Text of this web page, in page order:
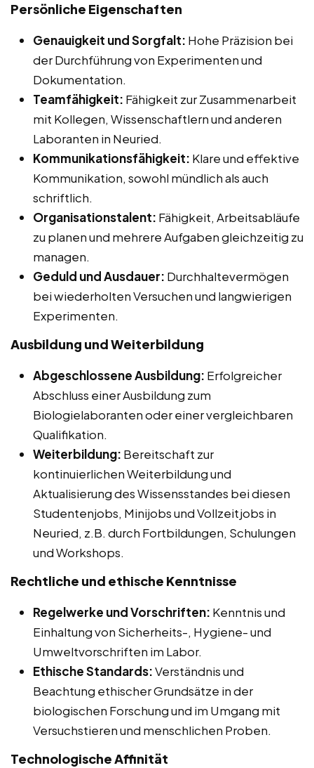
Persönliche Eigenschaften
Genauigkeit und Sorgfalt: Hohe Präzision bei
der Durchführung von Experimenten und
Dokumentation.
Teamfähigkeit: Fähigkeit zur Zusammenarbeit
mit Kollegen, Wissenschaftlern und anderen
Laboranten in Neuried.
Kommunikationsfähigkeit: Klare und effektive
Kommunikation, sowohl mündlich als auch
schriftlich.
Organisationstalent: Fähigkeit, Arbeitsabläufe
zu planen und mehrere Aufgaben gleichzeitig zu
managen.
Geduld und Ausdauer: Durchhaltevermögen
bei wiederholten Versuchen und langwierigen
Experimenten.
Ausbildung und Weiterbildung
Abgeschlossene Ausbildung: Erfolgreicher
Abschluss einer Ausbildung zum
Biologielaboranten oder einer vergleichbaren
Qualifikation.
Weiterbildung: Bereitschaft zur
kontinuierlichen Weiterbildung und
Aktualisierung des Wissensstandes bei diesen
Studentenjobs, Minijobs und Vollzeitjobs in
Neuried, z.B. durch Fortbildungen, Schulungen
und Workshops.
Rechtliche und ethische Kenntnisse
Regelwerke und Vorschriften: Kenntnis und
Einhaltung von Sicherheits-, Hygiene- und
Umweltvorschriften im Labor.
Ethische Standards:Verständnis und
Beachtung ethischer Grundsätze in der
biologischen Forschung und im Umgang mit
Versuchstieren und menschlichen Proben.
Technologische Affinität